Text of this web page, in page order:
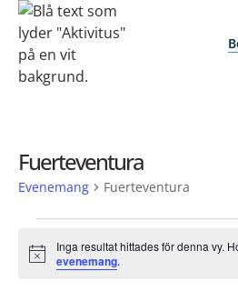
Fuerteventura
Evenemang Fuerteventura
Notis
Inga resultat hittades för denna vy.
evenemang.